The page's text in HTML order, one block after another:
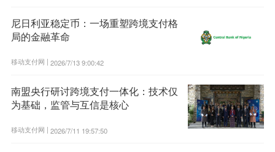
尼日利亚稳定币：一场重塑跨境支付格
局的金融革命
移动支付网 | 2026/7/13 9:00:42
南盟央行研讨跨境支付一体化：技术仅
为基础，监管与互信是核心
移动支付网 | 2026/7/11 19:57:50